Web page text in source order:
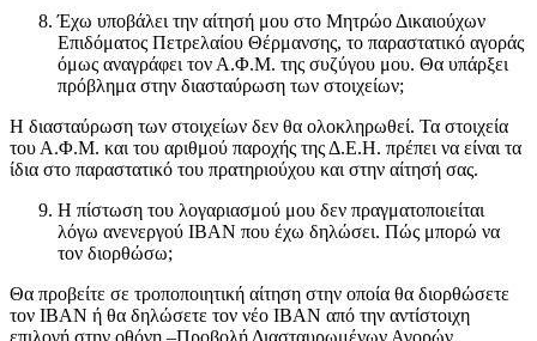
Έχω υποβάλει την αίτησή μου στο Μητρώο Δικαιούχων
Επιδόματος Πετρελαίου Θέρμανσης, το παραστατικό αγοράς
όμως αναγράφει τον Α.Φ.Μ. της συζύγου μου. Θα υπάρξει
πρόβλημα στην διασταύρωση των στοιχείων;
Η διασταύρωση των στοιχείων δεν θα ολοκληρωθεί. Τα στοιχεία
του Α.Φ.Μ. και του αριθμού παροχής της Δ.Ε.Η. πρέπει να είναι τα
ίδια στο παραστατικό του πρατηριούχου και στην αίτησή σας.
Η πίστωση του λογαριασμού μου δεν πραγματοποιείται
λόγω ανενεργού IBAN που έχω δηλώσει. Πώς μπορώ να
τον διορθώσω;
Θα προβείτε σε τροποποιητική αίτηση στην οποία θα διορθώσετε
τον ΙΒΑΝ ή θα δηλώσετε τον νέο IBAN από την αντίστοιχη
επιλογή στην οθόνη –Προβολή Διασταυρωμένων Αγορών